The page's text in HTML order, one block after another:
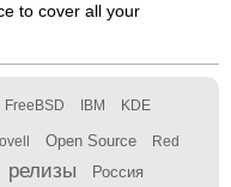
to cover all your
FreeBSD IBM KDE
Open Source Red
релизы Россия